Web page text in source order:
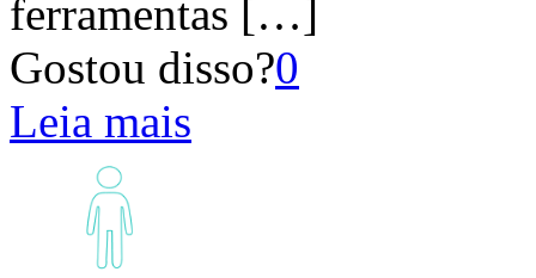
ferramentas […]
Gostou disso?0
Leia mais